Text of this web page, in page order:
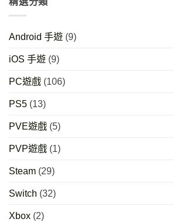
Android 手遊 (9)
iOS 手遊 (9)
PC遊戲 (106)
PS5 (13)
PVE遊戲 (5)
PVP遊戲 (1)
Steam (29)
Switch (32)
Xbox (2)